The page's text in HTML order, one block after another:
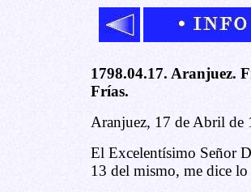
1798.04.17. Aranjuez.
Frías.
Aranjuez, 17 de Abril de
El Excelentísimo Señor
13 del mismo, me dice lo